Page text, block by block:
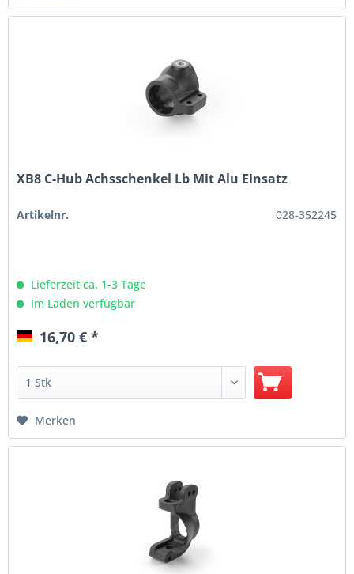
XB8 C-Hub Achsschenkel Lb Mit Alu Einsatz
Artikelnr. 028-352245
Lieferzeit ca. 1-3 Tage
Im Laden verfügbar
16,70 € *
Merken